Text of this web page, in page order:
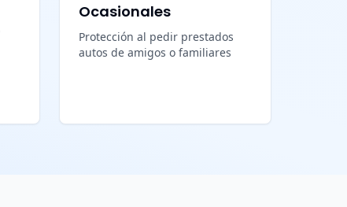
Ocasionales
Protección al pedir prestados
autos de amigos o familiares